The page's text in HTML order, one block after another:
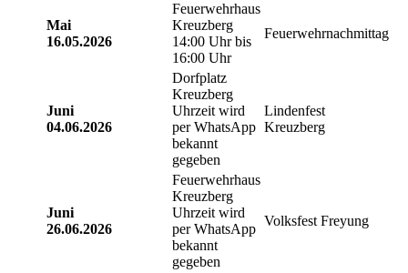
Mai
16.05.2026
Feuerwehrhaus
Kreuzberg
14:00 Uhr bis
16:00 Uhr
Feuerwehrnachmittag
Juni
04.06.2026
Dorfplatz
Kreuzberg
Uhrzeit wird
per WhatsApp
bekannt
gegeben
Lindenfest
Kreuzberg
Juni
26.06.2026
Feuerwehrhaus
Kreuzberg
Uhrzeit wird
per WhatsApp
bekannt
gegeben
Volksfest Freyung